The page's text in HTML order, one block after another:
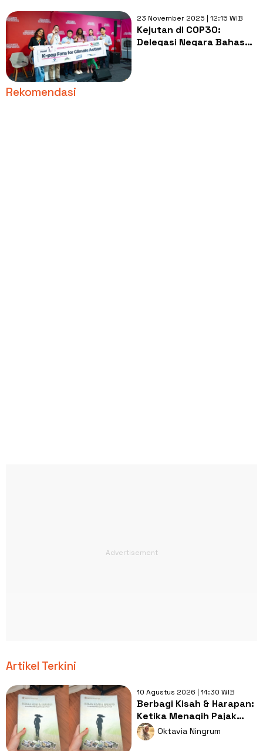
23 November 2025 | 12:15 WIB
Kejutan di COP30:
Delegasi Negara Bahas
Rekomendasi
Artikel Terkini
10 Agustus 2026 | 14:30 WIB
Berbagi Kisah & Harapan:
Ketika Menagih Pajak
Tidak Sekadar Soal
Angka
Oktavia Ningrum